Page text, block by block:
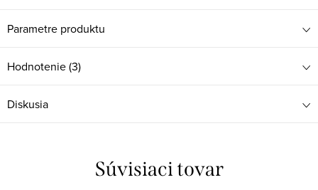
Parametre produktu
Hodnotenie (3)
Diskusia
Súvisiaci tovar